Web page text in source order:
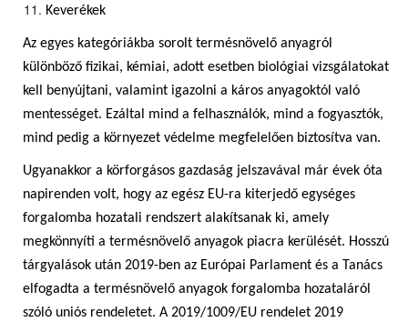
Keverékek
Az egyes kategóriákba sorolt termésnövelő anyagról
különböző fizikai, kémiai, adott esetben biológiai vizsgálatokat
kell benyújtani, valamint igazolni a káros anyagoktól való
mentességet. Ezáltal mind a felhasználók, mind a fogyasztók,
mind pedig a környezet védelme megfelelően biztosítva van.
Ugyanakkor a körforgásos gazdaság jelszavával már évek óta
napirenden volt, hogy az egész EU-ra kiterjedő egységes
forgalomba hozatali rendszert alakítsanak ki, amely
megkönnyíti a termésnövelő anyagok piacra kerülését. Hosszú
tárgyalások után 2019-ben az Európai Parlament és a Tanács
elfogadta a termésnövelő anyagok forgalomba hozataláról
szóló uniós rendeletet. A 2019/1009/EU rendelet 2019